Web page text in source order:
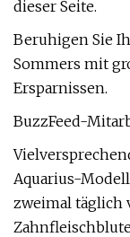
dieser Seite.
Beruhigen Sie
Sommers mit
Ersparnissen.
BuzzFeed-
Aquarius-
zweimal täglich